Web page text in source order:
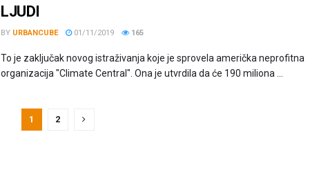
LJUDI
BY URBANCUBE 01/11/2019 165
To je zaključak novog istraživanja koje je sprovela američka neprofitna
organizacija "Climate Central". Ona je utvrdila da će 190 miliona ...
1 2